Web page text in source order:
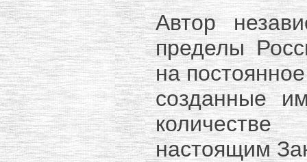
Автор
пределы
на
созданные
настоящим